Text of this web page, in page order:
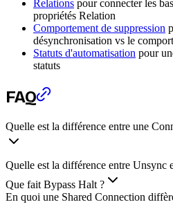
Relations pour connecter les
propriétés Relation
Comportement de suppression
désynchronisation vs le
Statuts d'automatisation pour
statuts
FAQ
Quelle est la différence entre une
Quelle est la différence entre Unsync
Que fait Bypass Halt ?
En quoi une Shared Connection